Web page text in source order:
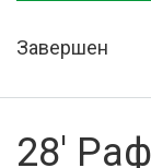
О сайте
Завершен
28'